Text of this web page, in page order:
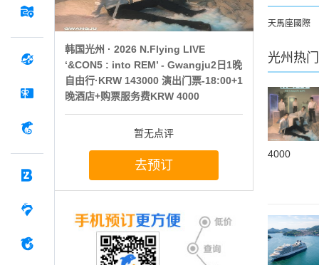
韩国光州 · 2026 N.Flying LIVE
‘&CON5 : into REM’ - Gwangju2日1晚
自由行·KRW 143000 演出门票-18:00+1
晚酒店+购票服务费KRW 4000
暂无点评
去预订
天馬座國際
光州 热
4000